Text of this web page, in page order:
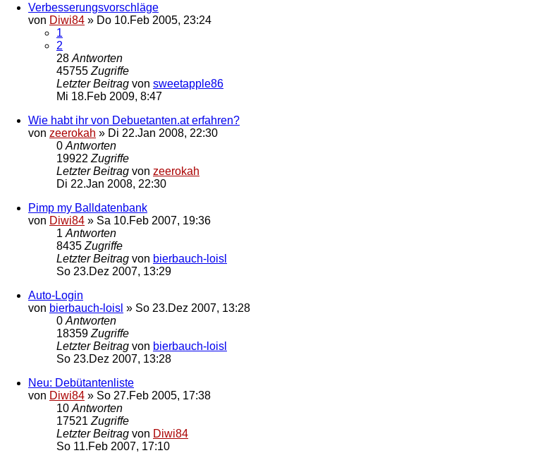
Verbesserungsvorschläge
von Diwi84 » Do 10.Feb 2005, 23:24
1
2
28 Antworten
45755 Zugriffe
Letzter Beitrag von sweetapple86
Mi 18.Feb 2009, 8:47
Wie habt ihr von Debuetanten.at erfahren?
von zeerokah » Di 22.Jan 2008, 22:30
0 Antworten
19922 Zugriffe
Letzter Beitrag von zeerokah
Di 22.Jan 2008, 22:30
Pimp my Balldatenbank
von Diwi84 » Sa 10.Feb 2007, 19:36
1 Antworten
8435 Zugriffe
Letzter Beitrag von bierbauch-loisl
So 23.Dez 2007, 13:29
Auto-Login
von bierbauch-loisl » So 23.Dez 2007, 13:28
0 Antworten
18359 Zugriffe
Letzter Beitrag von bierbauch-loisl
So 23.Dez 2007, 13:28
Neu: Debütantenliste
von Diwi84 » So 27.Feb 2005, 17:38
10 Antworten
17521 Zugriffe
Letzter Beitrag von Diwi84
So 11.Feb 2007, 17:10